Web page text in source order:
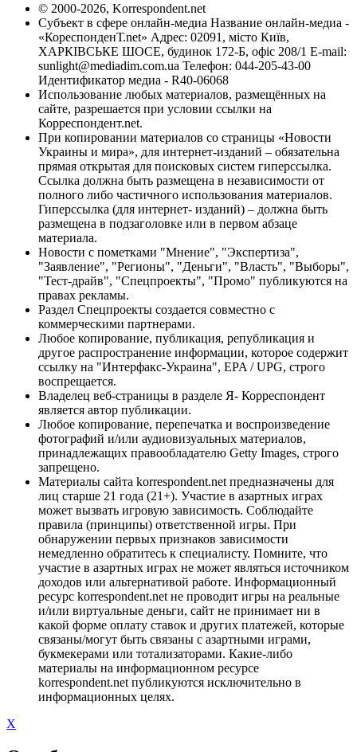
© 2000-2026, Korrespondent.net
Субъект в сфере онлайн-медиа Название онлайн-медиа -
«КореспонденТ.net» Адрес: 02091, місто Київ,
ХАРКІВСЬКЕ ШОСЕ, будинок 172-Б, офіс 208/1 E-mail:
sunlight@mediadim.com.ua Телефон: 044-205-43-00
Идентификатор медиа - R40-06068
Использование любых материалов, размещённых на
сайте, разрешается при условии ссылки на
Корреспондент.net.
При копировании материалов со страницы «Новости
Украины и мира», для интернет-изданий – обязательна
прямая открытая для поисковых систем гиперссылка.
Ссылка должна быть размещена в независимости от
полного либо частичного использования материалов.
Гиперссылка (для интернет- изданий) – должна быть
размещена в подзаголовке или в первом абзаце
материала.
Новости с пометками "Мнение", "Экспертиза",
"Заявление", "Регионы", "Деньги", "Власть", "Выборы",
"Тест-драйв", "Спецпроекты", "Промо" публикуются на
правах рекламы.
Раздел Спецпроекты создается совместно с
коммерческими партнерами.
Любое копирование, публикация, републикация и
другое распространение информации, которое содержит
ссылку на "Интерфакс-Украина", EPA / UPG, строго
воспрещается.
Владелец веб-страницы в разделе Я- Корреспондент
является автор публикации.
Любое копирование, перепечатка и воспроизведение
фотографий и/или аудиовизуальных материалов,
принадлежащих правообладателю Getty Images, строго
запрещено.
Материалы сайта korrespondent.net предназначены для
лиц старше 21 года (21+). Участие в азартных играх
может вызвать игровую зависимость. Соблюдайте
правила (принципы) ответственной игры. При
обнаружении первых признаков зависимости
немедленно обратитесь к специалисту. Помните, что
участие в азартных играх не может являться источником
доходов или альтернативой работе. Информационный
ресурс korrespondent.net не проводит игры на реальные
и/или виртуальные деньги, сайт не принимает ни в
какой форме оплату ставок и других платежей, которые
связаны/могут быть связаны с азартными играми,
букмекерами или тотализаторами. Какие-либо
материалы на информационном ресурсе
korrespondent.net публикуются исключительно в
информационных целях.
X